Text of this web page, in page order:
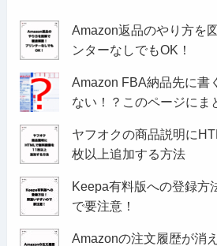
Amazon返品のやり方を
ンターなしでもOK！
Amazon FBA納品先に書
ない！？このページにま
ヤフオクの商品説明に
枚以上追加する方法
Keepa有料版への登録方
で要注意！
Amazonの注文履歴が消